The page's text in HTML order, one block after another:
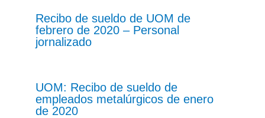
Recibo de sueldo de UOM de
febrero de 2020 – Personal
jornalizado
UOM: Recibo de sueldo de
empleados metalúrgicos de enero
de 2020